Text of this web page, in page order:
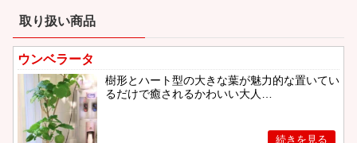
取り扱い商品
ウンベラータ
樹形とハート型の大きな葉が魅力的な置いてい
るだけで癒されるかわいい大人…